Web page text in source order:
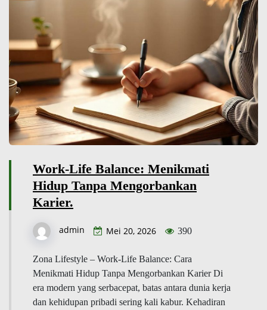
Work-Life Balance: Menikmati
Hidup Tanpa Mengorbankan
Karier.
admin Mei 20, 2026 390
Zona Lifestyle – Work-Life Balance: Cara
Menikmati Hidup Tanpa Mengorbankan Karier Di
era modern yang serbacepat, batas antara dunia kerja
dan kehidupan pribadi sering kali kabur. Kehadiran